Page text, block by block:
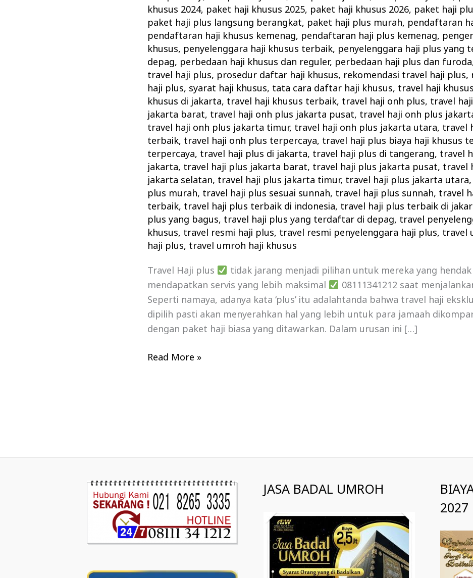
khusus 2024, paket haji khusus 2025, paket haji khusus 2026, paket haji
paket haji plus langsung berangkat, paket haji plus murah, pendaftaran
pendaftaran haji khusus kemenag, pendaftaran haji plus kemenag,
khusus, penyelenggara haji khusus terbaik, penyelenggara haji plus yang
depag, perbedaan haji khusus dan reguler, perbedaan haji plus dan furoda
travel haji plus, prosedur daftar haji khusus, rekomendasi travel haji plus,
haji plus, syarat haji khusus, tata cara daftar haji khusus, travel haji
khusus di jakarta, travel haji khusus terbaik, travel haji onh plus, travel
jakarta barat, travel haji onh plus jakarta pusat, travel haji onh plus
travel haji onh plus jakarta timur, travel haji onh plus jakarta utara, travel
terbaik, travel haji onh plus terpercaya, travel haji plus biaya haji khusus
terpercaya, travel haji plus di jakarta, travel haji plus di tangerang, travel
jakarta, travel haji plus jakarta barat, travel haji plus jakarta pusat, travel
jakarta selatan, travel haji plus jakarta timur, travel haji plus jakarta utara,
plus murah, travel haji plus sesuai sunnah, travel haji plus sunnah, travel
terbaik, travel haji plus terbaik di indonesia, travel haji plus terbaik di
plus yang bagus, travel haji plus yang terdaftar di depag, travel
khusus, travel resmi haji plus, travel resmi penyelenggara haji plus, travel
haji plus, travel umroh haji khusus
Travel Haji plus
tidak jarang menjadi pilihan untuk mereka yang hendak
mendapatkan servis yang lebih maksimal
08111341212 saat
Seperti namaya, adanya kata ‘plus’ itu adalahtanda bahwa travel haji
dipilih pasti akan menyerahkan hal yang lebih untuk para jamaah
dengan paket haji biasa yang ditawarkan. Dalam urusan ini […]
Read More »
JASA BADAL UMROH
2027